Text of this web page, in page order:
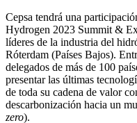
Cepsa tendrá una
Hydrogen 2023 Summit &
líderes de la industria del
Róterdam (Países Bajos).
delegados de más de 100
presentar las últimas
de toda su cadena de valor
descarbonización hacia un
zero).